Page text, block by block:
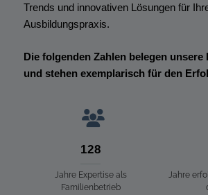
Trends und innovativen Lösungen für
Ausbildungspraxis.
Die folgenden Zahlen belegen unsere
und stehen exemplarisch für den
128
Jahre Expertise als
Familienbetrieb
Jahre